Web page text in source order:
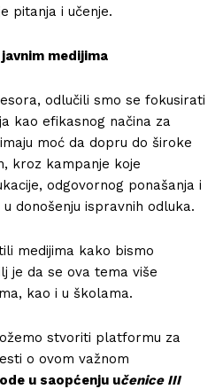
pitanja i učenje.
medijima
odlučili smo se fokusirati
kao efikasnog načina za
moć da dopru do široke
kroz kampanje koje
odgovornog ponašanja i
donošenju ispravnih odluka.
medijima kako bismo
je da se ova tema više
kao i u školama.
stvoriti platformu za
o ovom važnom
u saopćenju učenice III